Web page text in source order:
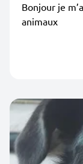
Bonjour je
animaux